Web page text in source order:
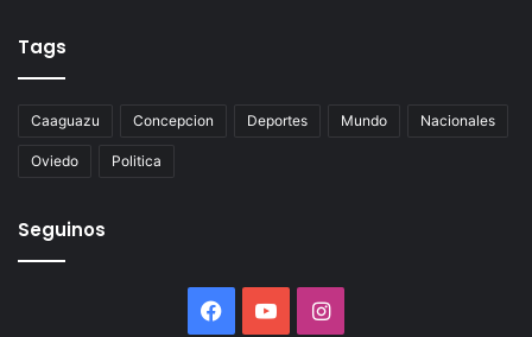
Tags
Caaguazu Concepcion Deportes Mundo Nacionales
Oviedo Politica
Seguinos
Facebook
YouTubeInstagram